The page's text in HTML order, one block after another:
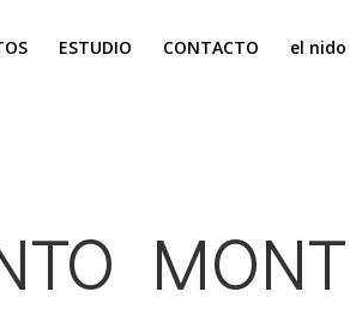
ESTUDIO CONTACTO el nido
MONT